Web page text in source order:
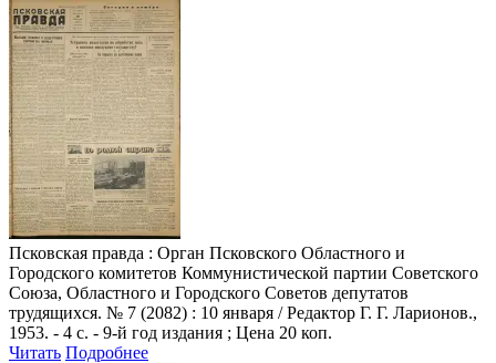
Псковская правда : Орган Псковского Областного и
Городского комитетов Коммунистической партии Советского
Союза, Областного и Городского Советов депутатов
трудящихся. № 7 (2082) : 10 января / Редактор Г. Г. Ларионов.,
1953. - 4 с. - 9-й год издания ; Цена 20 коп.
Читать Подробнее